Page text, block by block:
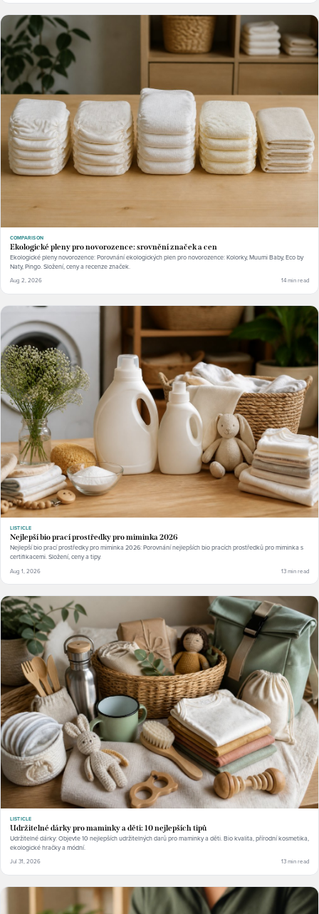
COMPARISON
Ekologické pleny pro novorozence: srovnění značek a cen
Ekologické pleny novorozence: Porovnání ekologických plen pro novorozence: Kolorky, Muumi Baby, Eco by
Naty, Pingo. Složení, ceny a recenze značek.
Aug 2, 2026 14 min read
LISTICLE
Nejlepší bio prací prostředky pro miminka 2026
Nejlepší bio prací prostředky pro miminka 2026: Porovnání nejlepších bio pracích prostředků pro miminka s
certifikacemi. Složení, ceny a tipy.
Aug 1, 2026 13 min read
LISTICLE
Udržitelné dárky pro maminky a děti: 10 nejlepších tipů
Udržitelné dárky: Objevte 10 nejlepších udržitelných darů pro maminky a děti. Bio kvalita, přírodní kosmetika,
ekologické hračky a módní.
Jul 31, 2026 13 min read